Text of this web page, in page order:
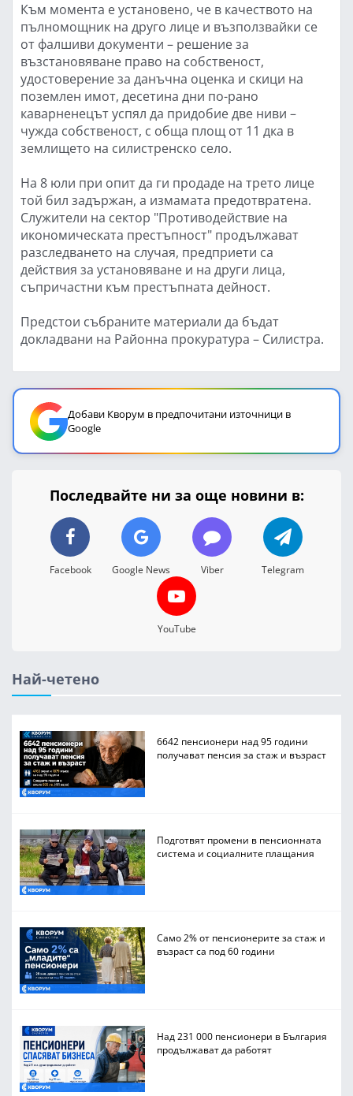
Към момента е установено, че в качеството на
пълномощник на друго лице и възползвайки се
от фалшиви документи – решение за
възстановяване право на собственост,
удостоверение за данъчна оценка и скици на
поземлен имот, десетина дни по-рано
каварненецът успял да придобие две ниви –
чужда собственост, с обща площ от 11 дка в
землището на силистренско село.
На 8 юли при опит да ги продаде на трето лице
той бил задържан, а измамата предотвратена.
Служители на сектор "Противодействие на
икономическата престъпност" продължават
разследването на случая, предприети са
действия за установяване и на други лица,
съпричастни към престъпната дейност.
Предстои събраните материали да бъдат
докладвани на Районна прокуратура – Силистра.
Добави Кворум в предпочитани източници в
Google
Последвайте ни за още новини в:
Facebook Google News Viber Telegram
YouTube
Най-четено
6642 пенсионери над 95 години
получават пенсия за стаж и възраст
Подготвят промени в пенсионната
система и социалните плащания
Само 2% от пенсионерите за стаж и
възраст са под 60 години
Над 231 000 пенсионери в България
продължават да работят